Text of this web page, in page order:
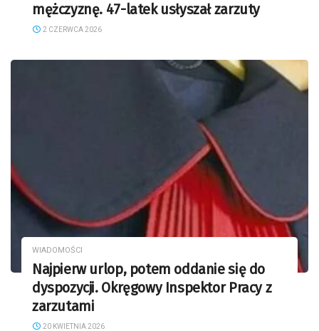
mężczyznę. 47-latek usłyszał zarzuty
2 CZERWCA 2026
WIADOMOŚCI
Najpierw urlop, potem oddanie się do
dyspozycji. Okręgowy Inspektor Pracy z
zarzutami
20 KWIETNIA 2026